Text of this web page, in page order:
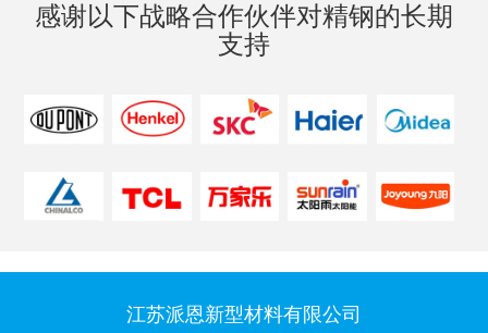
感谢以下战略合作伙伴对精钢的长期
支持
江苏派恩新型材料有限公司